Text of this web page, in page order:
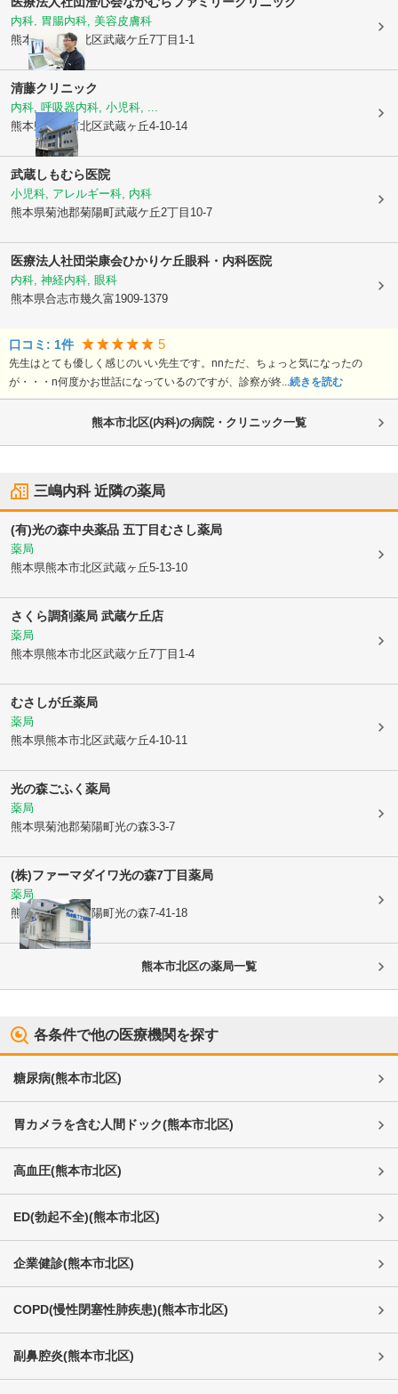
内科, 胃腸内科, 美容皮膚科
熊本県熊本市北区武蔵ケ丘7丁目1-1
清藤クリニック
内科, 呼吸器内科, 小児科, ...
熊本県熊本市北区武蔵ヶ丘4-10-14
武蔵しもむら医院
小児科, アレルギー科, 内科
熊本県菊池郡菊陽町武蔵ケ丘2丁目10-7
医療法人社団栄康会ひかりケ丘眼科・内科医院
内科, 神経内科, 眼科
熊本県合志市幾久富1909-1379
口コミ: 1件 5
先生はとても優しく感じのいい先生です。nnただ、ちょっと気になったの
が・・・n何度かお世話になっているのですが、診察が終...続きを読む
熊本市北区(内科)の病院・クリニック一覧
三嶋内科近隣の薬局
(有)光の森中央薬品 五丁目むさし薬局
薬局
熊本県熊本市北区武蔵ヶ丘5-13-10
さくら調剤薬局 武蔵ケ丘店
薬局
熊本県熊本市北区武蔵ケ丘7丁目1-4
むさしが丘薬局
薬局
熊本県熊本市北区武蔵ケ丘4-10-11
光の森ごふく薬局
薬局
熊本県菊池郡菊陽町光の森3-3-7
(株)ファーマダイワ光の森7丁目薬局
薬局
熊本県菊池郡菊陽町光の森7-41-18
熊本市北区の薬局一覧
各条件で他の医療機関を探す
糖尿病(熊本市北区)
胃カメラを含む人間ドック(熊本市北区)
高血圧(熊本市北区)
ED(勃起不全)(熊本市北区)
企業健診(熊本市北区)
COPD(慢性閉塞性肺疾患)(熊本市北区)
副鼻腔炎(熊本市北区)